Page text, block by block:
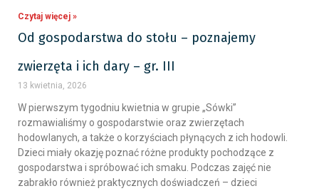
Czytaj więcej »
Od gospodarstwa do stołu – poznajemy
zwierzęta i ich dary – gr. III
13 kwietnia, 2026
W pierwszym tygodniu kwietnia w grupie „Sówki”
rozmawialiśmy o gospodarstwie oraz zwierzętach
hodowlanych, a także o korzyściach płynących z ich hodowli.
Dzieci miały okazję poznać różne produkty pochodzące z
gospodarstwa i spróbować ich smaku. Podczas zajęć nie
zabrakło również praktycznych doświadczeń – dzieci